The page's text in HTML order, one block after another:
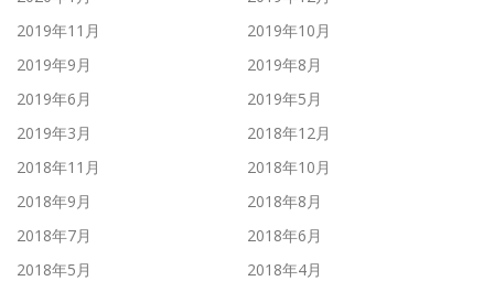
2019年11月
2019年10月
2019年9月
2019年8月
2019年6月
2019年5月
2019年3月
2018年12月
2018年11月
2018年10月
2018年9月
2018年8月
2018年7月
2018年6月
2018年5月
2018年4月